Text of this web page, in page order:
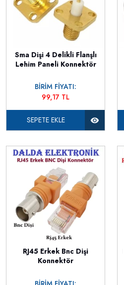
Sma Dişi 4 Delikli Flanşlı
Lehim Paneli Konnektör
BİRİM FİYATI:
99,17 TL
SEPETE EKLE
RJ45 Erkek Bnc Dişi
Konnektör